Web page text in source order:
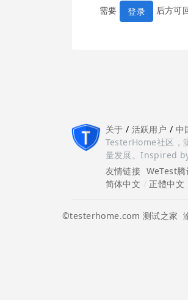
需要 登录 后方可
关于 / 活跃用户 / 中
TesterHome社区，
量发展。Inspired
友情链接 WeTest
简体中文
正體中文
©testerhome.com 测试之家